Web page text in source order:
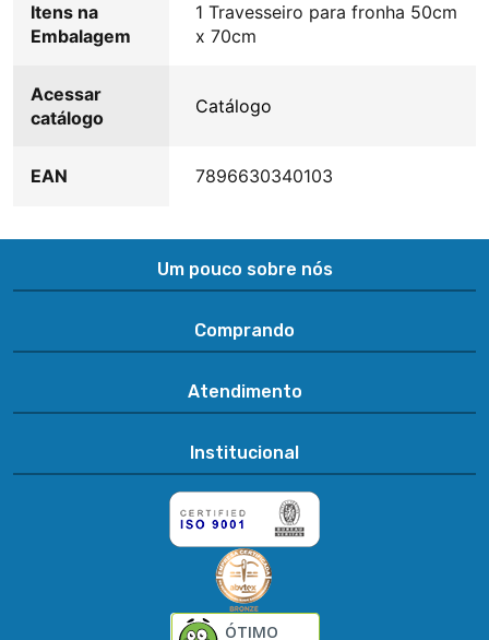
Itens na
Embalagem
1 Travesseiro para fronha 50cm
x 70cm
Acessar
catálogo
Catálogo
EAN 7896630340103
Um pouco sobre nós
Comprando
Atendimento
Institucional
ÓTIMO